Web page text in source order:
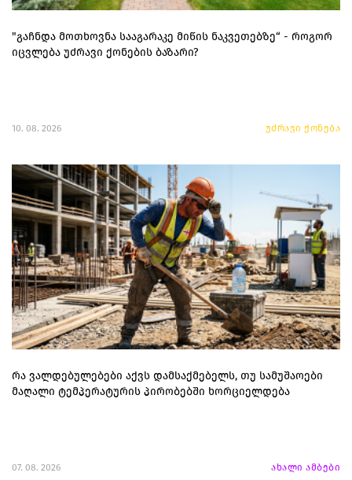
"გაჩნდა მოთხოვნა სააგარაკე მიწის ნაკვეთებზე“ - როგორ
იცვლება უძრავი ქონების ბაზარი?
10. 08. 2026 უძრავი ქონება
რა ვალდებულებები აქვს დამსაქმებელს, თუ სამუშაოები
მაღალი ტემპერატურის პირობებში ხორციელდება
07. 08. 2026 ახალი ამბები